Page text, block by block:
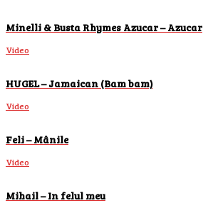
Minelli & Busta Rhymes Azucar – Azucar
Video
HUGEL – Jamaican (Bam bam)
Video
Feli – Mânile
Video
Mihail – In felul meu